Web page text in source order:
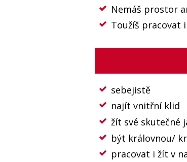
Nemáš prostor
Toužíš pracovat
sebejistě
najít vnitřní klid
žít své skutečné
být královnou/
pracovat i žít v